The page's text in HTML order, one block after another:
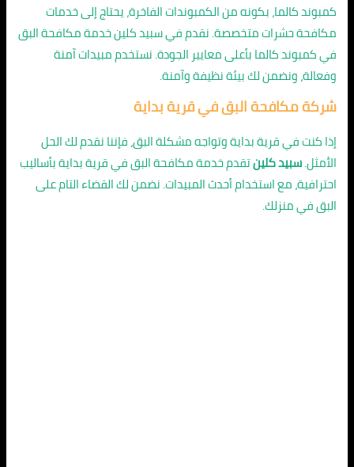
كمبوند كالما، بكونه من الكمبوندات الفاخرة، يحتاج إلى خدمات
مكافحة حشرات متخصصة. نقدم في سبيد كلين خدمة مكافحة البق
في كمبوند كالما بأعلى معايير الجودة. نستخدم مبيدات آمنة
وفعالة، ونضمن لك بيئة نظيفة وآمنة.
شركة مكافحة البق في قرية بداية
إذا كنت في قرية بداية وتواجه مشكلة البق، فإننا نقدم لك الحل
الأمثل.سبيد كلينتقدم خدمة مكافحة البق في قرية بداية بأساليب
احترافية، مع استخدام أحدث المبيدات. نضمن لك القضاء التام على
البق في منزلك.